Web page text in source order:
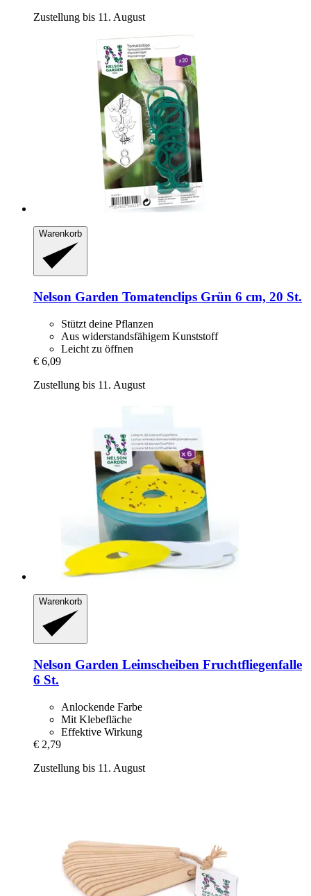
Zustellung bis 11. August
Warenkorb
Nelson Garden Tomatenclips Grün 6 cm, 20 St.
Stützt deine Pflanzen
Aus widerstandsfähigem Kunststoff
Leicht zu öffnen
€ 6,09
Zustellung bis 11. August
Warenkorb
Nelson Garden Leimscheiben Fruchtfliegenfalle
6 St.
Anlockende Farbe
Mit Klebefläche
Effektive Wirkung
€ 2,79
Zustellung bis 11. August